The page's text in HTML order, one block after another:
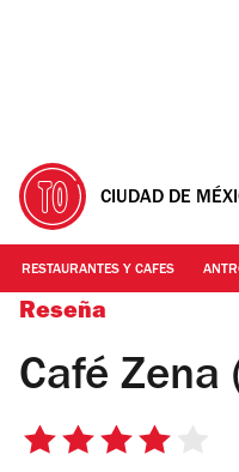
CIUDAD DE
RESTAURANTES Y CAFES
Reseña
Café Zena
4